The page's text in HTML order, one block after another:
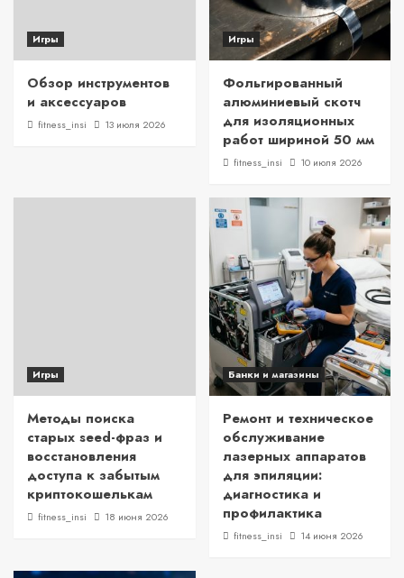
Игры
Обзор инструментов
и аксессуаров
fitness_insi 13 июля 2026
Игры
Фольгированный
алюминиевый скотч
для изоляционных
работ шириной 50 мм
fitness_insi 10 июля 2026
Игры
Методы поиска
старых seed-фраз и
восстановления
доступа к забытым
криптокошелькам
fitness_insi 18 июня 2026
Банки и магазины
Ремонт и техническое
обслуживание
лазерных аппаратов
для эпиляции:
диагностика и
профилактика
fitness_insi 14 июня 2026